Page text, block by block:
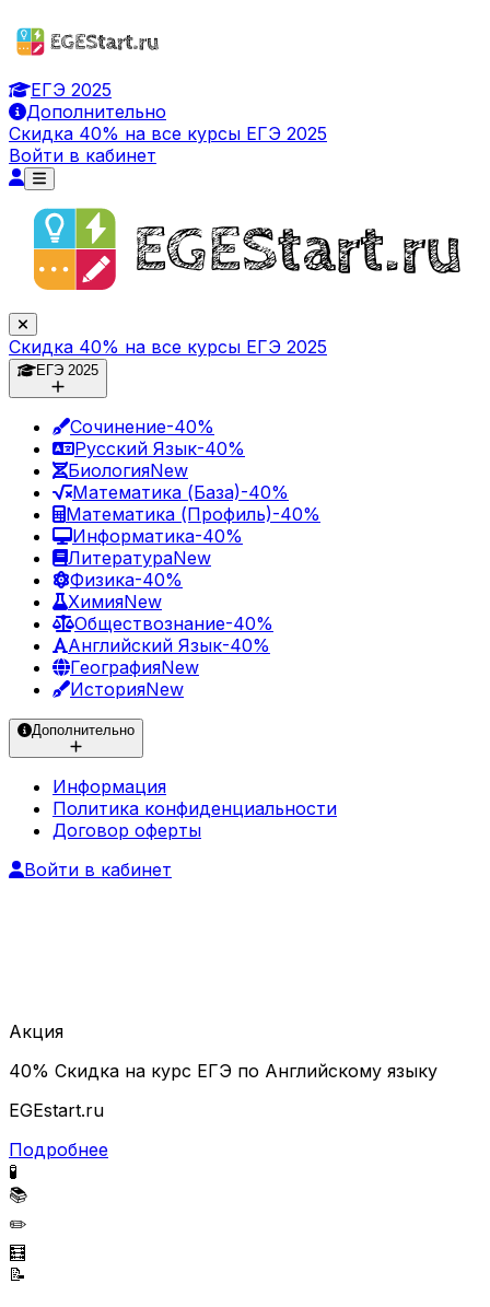
ЕГЭ 2025
Дополнительно
Скидка 40% на все курсы ЕГЭ 2025
Войти в кабинет
Скидка 40% на все курсы ЕГЭ 2025
ЕГЭ 2025
Сочинение-40%
Русский Язык-40%
БиологияNew
Математика (База)-40%
Математика (Профиль)-40%
Информатика-40%
ЛитератураNew
Физика-40%
ХимияNew
Обществознание-40%
Английский Язык-40%
ГеографияNew
ИсторияNew
Дополнительно
Информация
Политика конфиденциальности
Договор оферты
Войти в кабинет
Акция
40% Скидка на курс ЕГЭ по Английскому языку
EGEstart.ru
Подробнее
🧪
📚
✏️
🧮
📝